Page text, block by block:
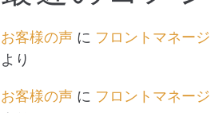
お客様の声 に フロントマネー
より
お客様の声 に フロントマネー